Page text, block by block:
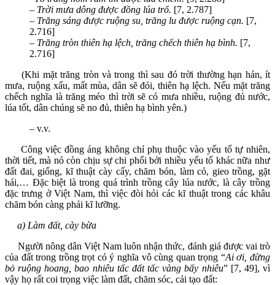
– Trời mưa dông được đồng lúa trổ. [7, 2.787]
– Trăng sáng được ruộng su, trăng lu được ruộng cạn. [7,
2.716]
– Trăng tròn thiên hạ lệch, trăng chếch thiên hạ bình. [7,
2.716]
(Khi mặt trăng tròn và trong thì sau đó trời thường hạn hán, ít
mưa, ruộng xấu, mất mùa, dân sẽ đói, thiên hạ lệch. Nếu mặt trăng
chếch nghĩa là trăng méo thì trời sẽ có mưa nhiều, ruộng đủ nước,
lúa tốt, dân chúng sẽ no đủ, thiên hạ bình yên.)
– v.v.
Công việc đồng áng không chỉ phụ thuộc vào yếu tố tự nhiên,
thời tiết, mà nó còn chịu sự chi phối bởi nhiều yếu tố khác nữa như
đất đai, giống, kĩ thuật cày cấy, chăm bón, làm cỏ, gieo trồng, gặt
hái,… Đặc biệt là trong quá trình trồng cây lúa nước, là cây trồng
đặc trưng ở Việt Nam, thì việc đòi hỏi các kĩ thuật trong các khâu
chăm bón càng phải kĩ lưỡng.
a) Làm đất, cày bừa
Người nông dân Việt Nam luôn nhận thức, đánh giá được vai trò
của đất trong trồng trọt có ý nghĩa vô cùng quan trọng “Ai ơi, đừng
bỏ ruộng hoang, bao nhiêu tấc đất tấc vàng bấy nhiêu” [7, 49], vì
vậy họ rất coi trọng việc làm đất, chăm sóc, cải tạo đất: